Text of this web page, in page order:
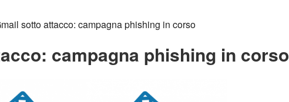
sotto attacco: campagna phishing in corso
campagna phishing in corso